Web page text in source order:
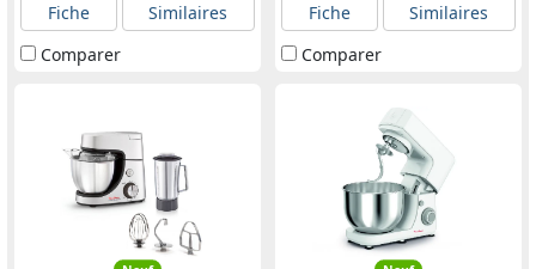
Fiche
Similaires
Comparer
Fiche
Similaires
Comparer